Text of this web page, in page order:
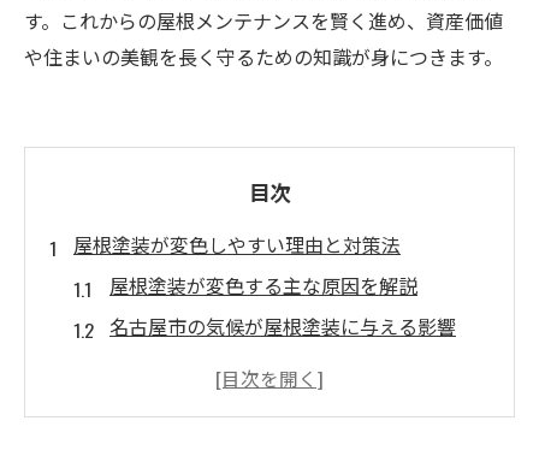
す。これからの屋根メンテナンスを賢く進め、資産価値
や住まいの美観を長く守るための知識が身につきます。
目次
屋根塗装が変色しやすい理由と対策法
屋根塗装が変色する主な原因を解説
名古屋市の気候が屋根塗装に与える影響
屋根塗装の変色防止に有効な対策とは